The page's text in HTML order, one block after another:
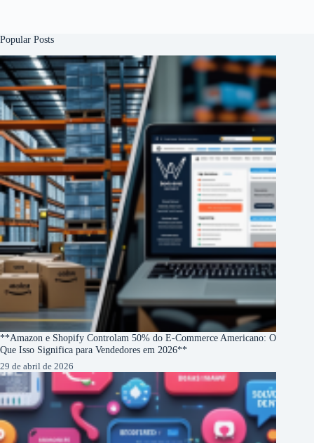
Popular Posts
**Amazon e Shopify Controlam 50% do E-Commerce Americano: O
Que Isso Significa para Vendedores em 2026**
29 de abril de 2026